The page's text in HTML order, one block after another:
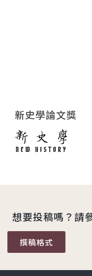
新史學論文獎
想要投稿嗎？請
撰稿格式